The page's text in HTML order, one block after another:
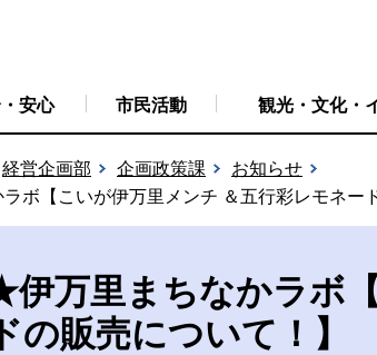
安心 市民活動 観光・文化・
経営企画部 企画政策課
お知らせ
ボ【こいが伊万里メンチ ＆五行彩レモネー
万里まちなかラボ
の販売について！】